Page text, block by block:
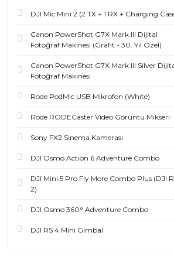
DJI Mic Mini 2 (2 TX + 1 RX + Charging
Canon PowerShot G7X Mark III Dijital
Fotoğraf Makinesi (Grafit - 30. Yıl Özel)
Canon PowerShot G7X Mark III Silver
Fotoğraf Makinesi
Rode PodMic USB Mikrofon (White)
Rode RODECaster Video Görüntü Mikseri
Sony FX2 Sinema Kamerası
DJI Osmo Action 6 Adventure Combo
DJI Mini 5 Pro Fly More Combo Plus (DJI
2)
DJI Osmo 360° Adventure Combo
DJI RS 4 Mini Gimbal